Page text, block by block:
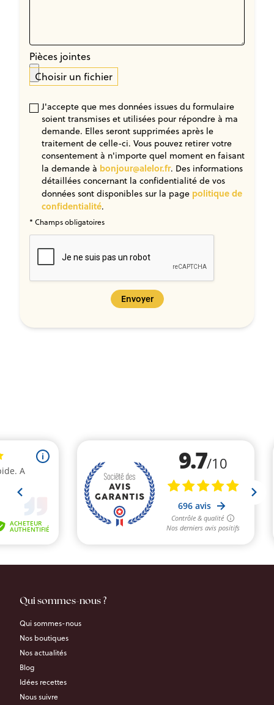
Pièces jointes
Choisir un fichier
J'accepte que mes données issues du formulaire
soient transmises et utilisées pour répondre à ma
demande. Elles seront supprimées après le
traitement de celle-ci. Vous pouvez retirer votre
consentement à n'importe quel moment en faisant
la demande à bonjour@alelor.fr. Des informations
détaillées concernant la confidentialité de vos
données sont disponibles sur la page politique de
confidentialité.
* Champs obligatoires
Qui sommes-nous ?
Qui sommes-nous
Nos boutiques
Nos actualités
Blog
Idées recettes
Nous suivre